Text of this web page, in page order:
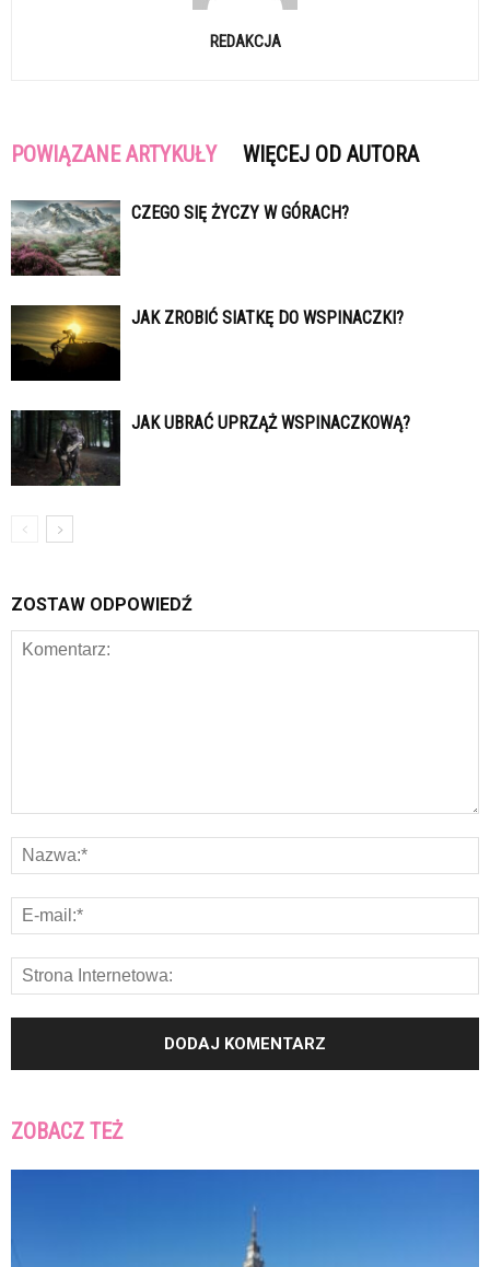
REDAKCJA
POWIĄZANE ARTYKUŁY WIĘCEJ OD AUTORA
CZEGO SIĘ ŻYCZY W GÓRACH?
JAK ZROBIĆ SIATKĘ DO WSPINACZKI?
JAK UBRAĆ UPRZĄŻ WSPINACZKOWĄ?
ZOSTAW ODPOWIEDŹ
ZOBACZ TEŻ